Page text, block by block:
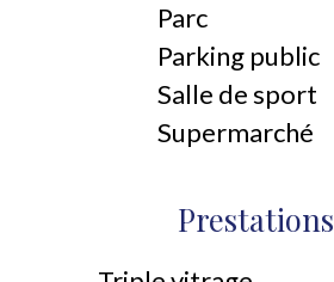
Parc
Parking public
Salle de sport
Supermarché
Prestations